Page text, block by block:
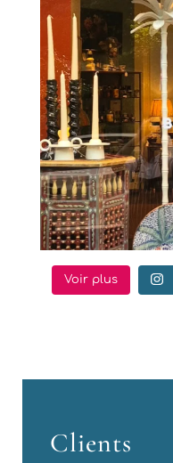
Voir plus
Clients